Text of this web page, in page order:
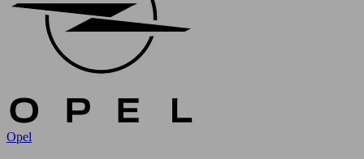
Opel